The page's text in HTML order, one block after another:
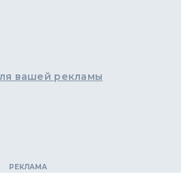
вашей рекламы